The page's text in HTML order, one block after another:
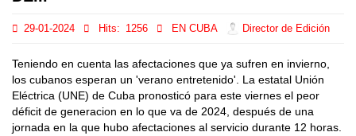
29-01-2024 Hits: 1256 EN CUBA Director de Edición
Teniendo en cuenta las afectaciones que ya sufren en invierno,
los cubanos esperan un 'verano entretenido'. La estatal Unión
Eléctrica (UNE) de Cuba pronosticó para este viernes el peor
déficit de generacion en lo que va de 2024, después de una
jornada en la que hubo afectaciones al servicio durante 12 horas.